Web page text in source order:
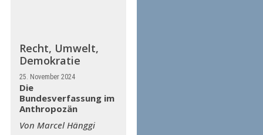
Recht, Umwelt,
Demokratie
25. November 2024
Die
Bundesverfassung im
Anthropozän
Von Marcel Hänggi